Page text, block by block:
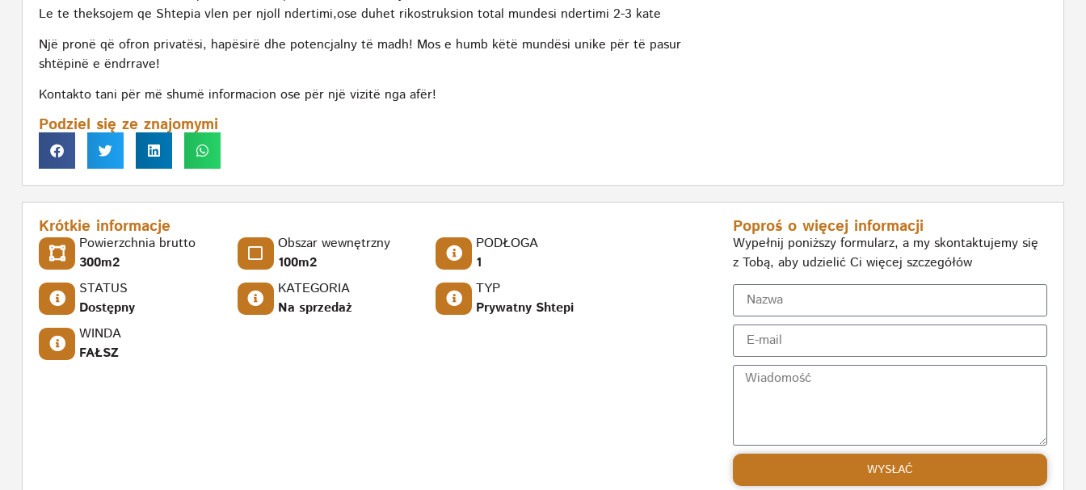
Le te theksojem qe Shtepia vlen per njoll ndertimi,ose duhet rikostruksion total mundesi ndertimi 2-3 kate
Një pronë që ofron privatësi, hapësirë dhe potencjalny të madh! Mos e humb këtë mundësi unike për të pasur
shtëpinë e ëndrrave!
Kontakto tani për më shumë informacion ose për një vizitë nga afër!
Podziel się ze znajomymi
Krótkie informacje
Powierzchnia brutto
300m2
Obszar wewnętrzny
100m2
PODŁOGA
1
STATUS
Dostępny
KATEGORIA
Na sprzedaż
TYP
Prywatny Shtepi
WINDA
FAŁSZ
Poproś o więcej informacji
Wypełnij poniższy formularz, a my skontaktujemy się
z Tobą, aby udzielić Ci więcej szczegółów
WYSŁAĆ